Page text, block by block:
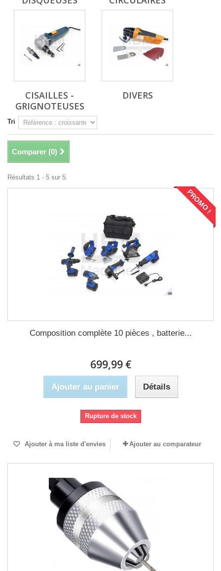
CISAILLES -
GRIGNOTEUSES
DIVERS
Tri
Comparer (0)
Résultats 1 - 5 sur 5.
PROMO !
Composition complète 10 pièces , batterie...
699,99 €
Ajouter au panier Détails
Rupture de stock
Ajouter à ma liste d'envies Ajouter au comparateur